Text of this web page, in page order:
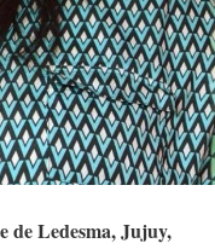
de Ledesma, Jujuy,